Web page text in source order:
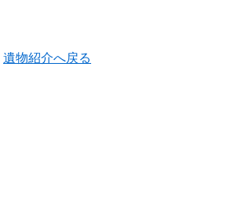
遺物紹介へ戻る